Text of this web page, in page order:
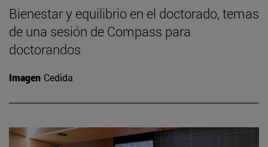
Bienestar y equilibrio en el doctorado, temas
de una sesión de Compass para
doctorandos
Imagen Cedida